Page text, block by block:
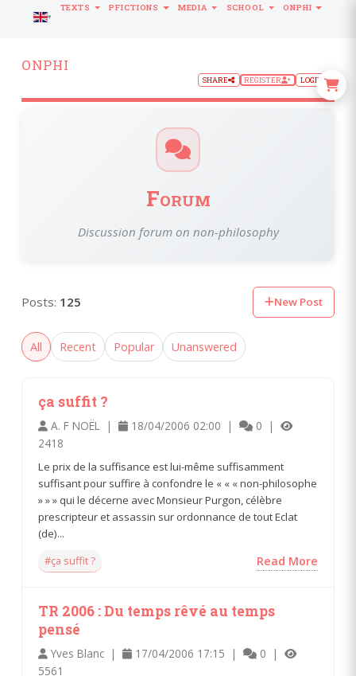
ONPHI
SHARE REGISTER LOGIN
Forum
Discussion forum on non-philosophy
Posts: 125 New Post
All Recent Popular Unanswered
ça suffit ?
A. F NOËL | 18/04/2006 02:00 |
0 |
2418
Le prix de la suffisance est lui-même suffisamment
suffisant pour suffire à confondre le « « « non-philosophe
» » » qui le décerne avec Monsieur Purgon, célèbre
prescripteur et assassin sur ordonnance de tout Eclat
(de)...
#ça suffit ?
Read More
TR 2006 : Du temps rêvé au temps
pensé
Yves Blanc | 17/04/2006 17:15 |
0 |
5561
LANGUAGE
TEXTS PFICTIONS MEDIA SCHOOL ONPHI